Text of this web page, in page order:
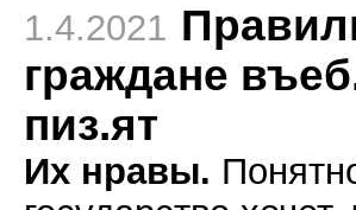
1.4.2021
граждане
пиз.ят
Их нравы.